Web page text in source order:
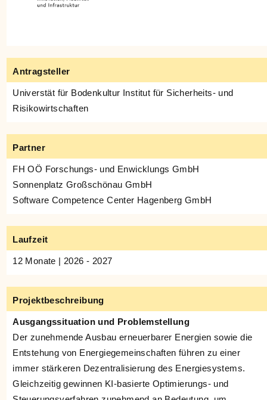
Antragsteller
Universtät für Bodenkultur Institut für Sicherheits- und
Risikowirtschaften
Partner
FH OÖ Forschungs- und Enwicklungs GmbH
Sonnenplatz Großschönau GmbH
Software Competence Center Hagenberg GmbH
Laufzeit
12 Monate | 2026 - 2027
Projektbeschreibung
Ausgangssituation und Problemstellung
Der zunehmende Ausbau erneuerbarer Energien sowie die
Entstehung von Energiegemeinschaften führen zu einer
immer stärkeren Dezentralisierung des Energiesystems.
Gleichzeitig gewinnen KI-basierte Optimierungs- und